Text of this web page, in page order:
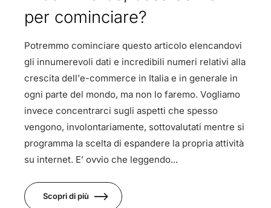
per cominciare?
Potremmo cominciare questo articolo elencandovi
gli innumerevoli dati e incredibili numeri relativi alla
crescita dell’e-commerce in Italia e in generale in
ogni parte del mondo, ma non lo faremo. Vogliamo
invece concentrarci sugli aspetti che spesso
vengono, involontariamente, sottovalutati mentre si
programma la scelta di espandere la propria attività
su internet. E’ ovvio che leggendo...
Scopri di più